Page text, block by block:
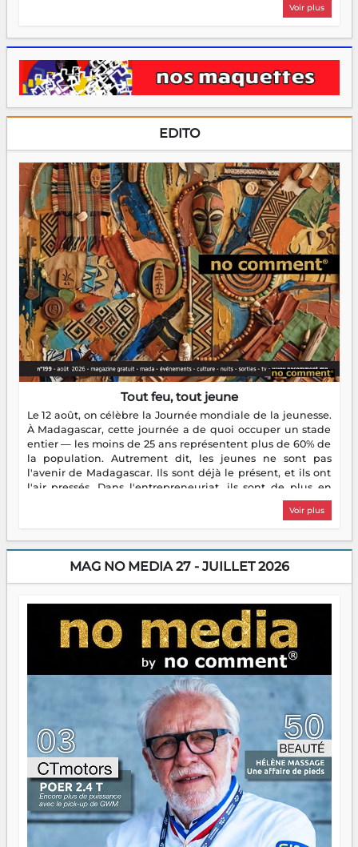
Voir plus
EDITO
Tout feu, tout jeune
Le 12 août, on célèbre la Journée mondiale de la jeunesse.
À Madagascar, cette journée a de quoi occuper un stade
entier — les moins de 25 ans représentent plus de 60% de
la population. Autrement dit, les jeunes ne sont pas
l'avenir de Madagascar. Ils sont déjà le présent, et ils ont
l'air pressés. Dans l'entrepreneuriat, ils sont de plus en
plus nombreux à se lancer, à créer, à risquer — souvent
sans filet, souvent sans aide, mais toujours avec cette
dorment vraiment la nuit. En culture, les nouvelles sont
encore meilleures. Aina Rasamoelina vient de décrocher le
Prix RFI Instrumental Afrique. Miangaly Elia rafle le Prix
jeunes qui tiennent la torche. Alors oui, on pourrait
s'arrêter là, applaudir et rentrer chez soi satisfait. Mais ce
serait passer à côté d'une chose essentielle. La fougue, ça
brûle fort — et parfois, ça brûle vite. Une flamme sans
direction peut éclairer autant qu'elle peut consumer. C'est
là que les aînés entrent en scène — pas pour reprendre le
gouvernail, mais pour montrer où sont les récifs. Les jeunes
ont la force, les vieux ont l'expérience, comme on dit. Ce
n'est pas un combat de générations — c'est une question
d'équipage. Partagez vos réussites, mais aussi vos échecs.
Surtout vos échecs, d'ailleurs — ils enseignent mieux que
n'importe quel manuel. À Madagascar, la barque avance.
Il faut juste s'assurer que tout le monde rame dans le
même sens.
Voir plus
MAG NO MEDIA 27 - JUILLET 2026